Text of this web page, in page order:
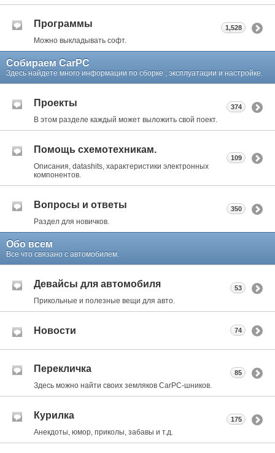
Программы
Можно выкладывать софт.
1,528
Собираем CarPC
Здесь найдете много информации по сборке , эксплуатации и настройке.
Проекты
В этом разделе каждый может выложить свой поект.
374
Помощь схемотехникам.
Описания, datashits, характеристики электронных
компонентов.
109
Вопросы и ответы
Раздел для новичков.
350
Обо всем
Все что связано с автомобилем.
Девайсы для автомобиля
Прикольные и полезные вещи для авто.
53
Новости 74
Перекличка
Здесь можно найти своих земляков CarPC-шников.
85
Курилка
Анекдоты, юмор, приколы, забавы и т.д.
175